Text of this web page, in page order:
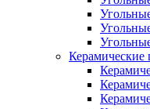
Керамические